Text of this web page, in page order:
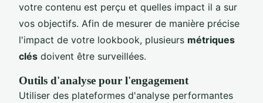
votre contenu est perçu et quelles impact il a sur
vos objectifs. Afin de mesurer de manière précise
l'impact de votre lookbook, plusieurs métriques
clés doivent être surveillées.
Outils d'analyse pour l'engagement
Utiliser des plateformes d'analyse performantes